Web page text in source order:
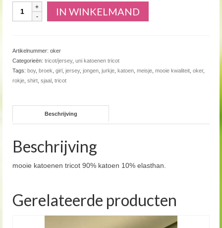
IN WINKELMAND
Artikelnummer: oker
Categorieën: tricot/jersey, uni katoenen tricot
Tags: boy, broek girl jersey, jongen jurkje katoen meisje mooie kwaliteit oker,
rokje shirt sjaal tricot
Beschrijving
Beschrijving
mooie katoenen tricot 90% katoen 10% elasthan.
Gerelateerde producten